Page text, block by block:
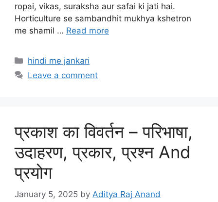
ropai, vikas, suraksha aur safai ki jati hai.
Horticulture se sambandhit mukhya kshetron
me shamil … Read more
Categories
hindi me jankari
Leave a comment
प्रकाश का विवर्तन – परिभाषा,
उदाहरण, प्रकार, प्रश्न And
प्रयोग
January 5, 2025 by Aditya Raj Anand